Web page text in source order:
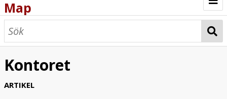
Map
Browse
Map
Kontoret
ARTIKEL